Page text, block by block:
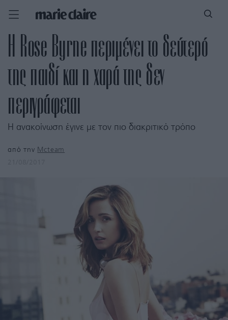
H Rose Byrne περιμένει το δεύτερό
της παιδί και η χαρά της δεν
περιγράφεται
H ανακοίνωση έγινε με τον πιο διακριτικό τρόπο
από την Mcteam